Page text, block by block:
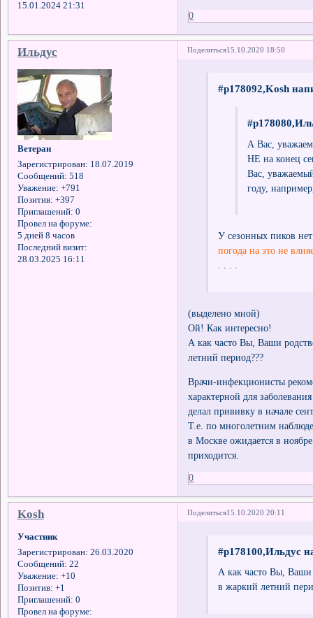
15.01.2024 21:31
0
Поделиться15.10.2020 18:50
Ильдус
Ветеран
Зарегистрирован: 18.07.2019
Сообщений: 518
Уважение: +791
Позитив: +397
Приглашений: 0
Провел на форуме:
5 дней 8 часов
Последний визит:
28.03.2025 16:11
#p178092,Kosh
А Вас,
НЕ на конец
Вас,
году,
У сезонных пиков
погода на это не
. . . .
(выделено мной)
Ой! Как интересно!
А как часто Вы, Ваши
летний период???
Врачи-инфекционисты
характерной для
делал прививку в начале
Т.е. по многолетним
в Москве ожидается в
приходится.
0
Поделиться15.10.2020 20:11
Kosh
Участник
Зарегистрирован: 26.03.2020
Сообщений: 22
Уважение: +10
Позитив: +1
Приглашений: 0
Провел на форуме:
#p178100,Ильдус
А как часто Вы, Ваши
в жаркий летний